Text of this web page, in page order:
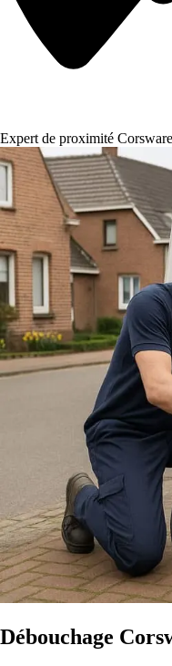
Expert de proximité
Débouchage